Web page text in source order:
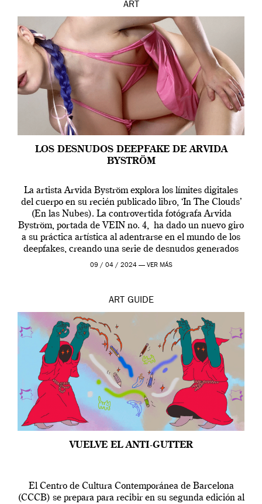
ART
LOS DESNUDOS DEEPFAKE DE ARVIDA
BYSTRÖM
La artista Arvida Byström explora los límites digitales
del cuerpo en su recién publicado libro, ‘In The Clouds’
(En las Nubes). La controvertida fotógrafa Arvida
Byström, portada de VEIN no. 4, ha dado un nuevo giro
a su práctica artística al adentrarse en el mundo de los
deepfakes, creando una serie de desnudos generados
por […]
09 / 04 / 2024 — VER MÁS
ART GUIDE
VUELVE EL ANTI-GUTTER
El Centro de Cultura Contemporánea de Barcelona
(CCCB) se prepara para recibir en su segunda edición al